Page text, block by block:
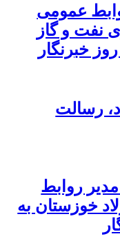
عمومی
نفت و گاز
خبرنگار
رسالت
روابط
خوزستان به